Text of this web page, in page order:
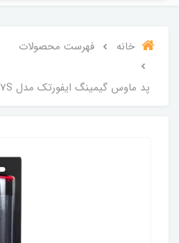
خانه فهرست محصولات
پد ماوس گیمینگ ایفورتک مدل A4TECH BLOODY B-087S